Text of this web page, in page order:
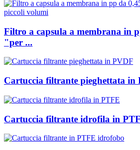
Filtro a capsula a membrana in
"per ...
Cartuccia filtrante pieghettata in
Cartuccia filtrante idrofila in